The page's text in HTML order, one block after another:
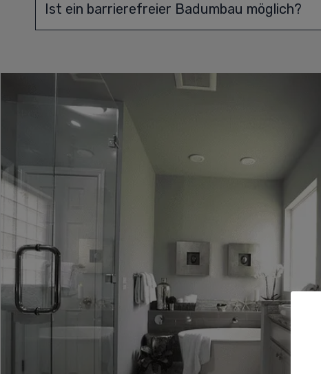
Ist ein barrierefreier Badumbau möglich?